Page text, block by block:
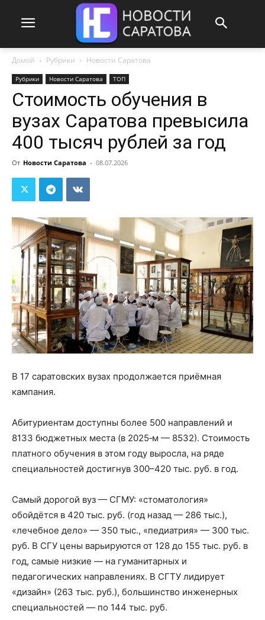
Домой Рубрики Новости Саратова
Рубрики Новости Саратова ТОП
Стоимость обучения в
вузах Саратова превысила
400 тысяч рублей за год
От Новости Саратова - 08.07.2026
В 17 саратовских вузах продолжается приёмная
кампания.
Абитуриентам доступны более 500 направлений и
8133 бюджетных места (в 2025‑м — 8532). Стоимость
платного обучения в этом году выросла, на ряде
специальностей достигнув 300–420 тыс. руб. в год.
Самый дорогой вуз — СГМУ: «стоматология»
обойдётся в 420 тыс. руб. (год назад — 286 тыс.),
«лечебное дело» — 350 тыс., «педиатрия» — 300 тыс.
руб. В СГУ цены варьируются от 128 до 155 тыс. руб. в
год, самые низкие — на гуманитарных и
педагогических направлениях. В СГТУ лидирует
«дизайн» (263 тыс. руб.), большинство инженерных
специальностей — по 144 тыс. руб.